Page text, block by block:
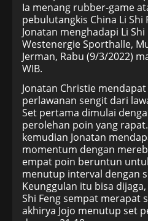
Ia menang rubber-game
pebulutangkis China Li Shi
Jonatan menghadapi Li Shi
Westenergie Sporthalle,
Jerman, Rabu (9/3/2022)
WIB.
Jonatan Christie mendapat
perlawanan sengit dari
Set pertama dimulai
perolehan poin yang
kemudian Jonatan
momentum dengan
empat poin beruntun
menutup interval dengan
Keunggulan itu bisa dijaga,
Shi Feng sempat merapat
akhirya Jojo menutup set